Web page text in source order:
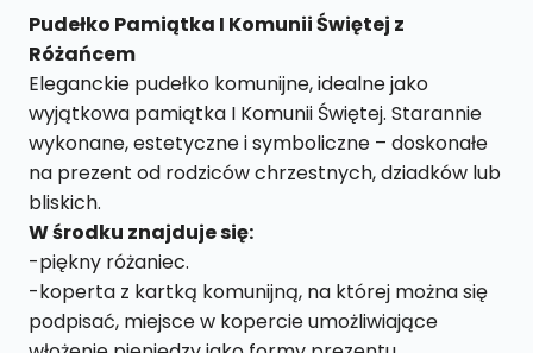
Różańcem PZR2
Pudełko Pamiątka I Komunii Świętej z
Różańcem
Eleganckie pudełko komunijne, idealne jako
wyjątkowa pamiątka I Komunii Świętej. Starannie
wykonane, estetyczne i symboliczne – doskonałe
na prezent od rodziców chrzestnych, dziadków lub
bliskich.
W środku znajduje się:
-piękny różaniec.
-koperta z kartką komunijną, na której można się
podpisać, miejsce w kopercie umożliwiające